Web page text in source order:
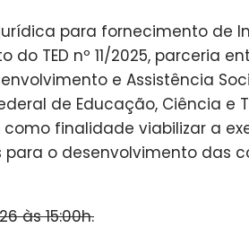
para fornecimento de
do TED nº 11/2025,
e Assistência
de Educação, Ciência e
como finalidade viabilizar a
o desenvolvimento das
às 15:00h.